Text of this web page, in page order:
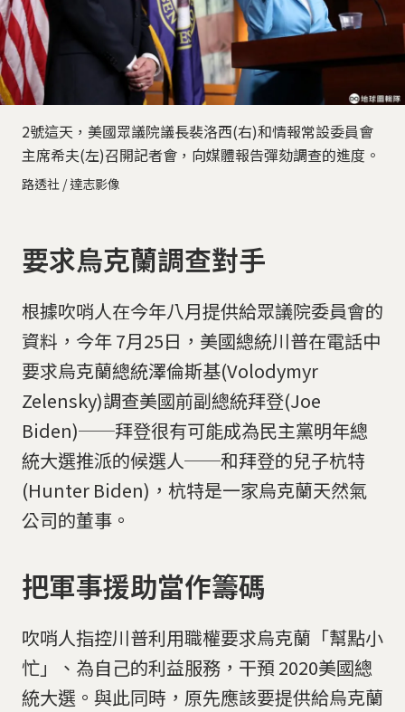
2號這天，美國眾議院議長裴洛西(右)和情報常設委員會
主席希夫(左)召開記者會，向媒體報告彈劾調查的進度。
路透社 / 達志影像
要求烏克蘭調查對手
根據吹哨人在今年八月提供給眾議院委員會的
資料，今年 7月25日，美國總統川普在電話中
要求烏克蘭總統澤倫斯基(Volodymyr
Zelensky)調查美國前副總統拜登(Joe
Biden)──拜登很有可能成為民主黨明年總
統大選推派的候選人──和拜登的兒子杭特
(Hunter Biden)，杭特是一家烏克蘭天然氣
公司的董事。
把軍事援助當作籌碼
吹哨人指控川普利用職權要求烏克蘭「幫點小
忙」、為自己的利益服務，干預 2020美國總
統大選。與此同時，原先應該要提供給烏克蘭